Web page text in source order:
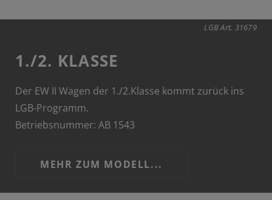
LGB Art. 31679
1./2. KLASSE
Der EW II Wagen der 1./2.Klasse kommt zurück ins
LGB-Programm.
Betriebsnummer: AB 1543
MEHR ZUM MODELL...